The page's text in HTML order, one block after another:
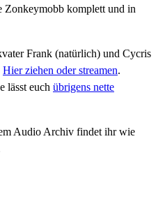
Zonkeymobb komplett und in
Frank (natürlich) und Cycris
Hier ziehen oder streamen.
lässt euch übrigens nette
Audio Archiv findet ihr wie